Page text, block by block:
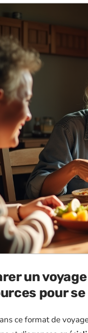
un
pour
ce format de